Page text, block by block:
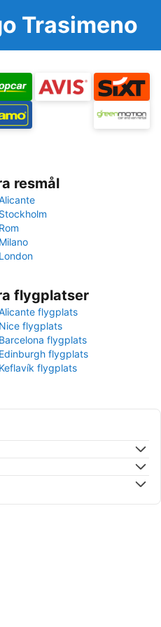
Trasimeno
resmål
Stockholm
Rom
Milano
London
flygplatser
flygplats
Nice flygplats
Barcelona flygplats
Edinburgh flygplats
Keflavík flygplats